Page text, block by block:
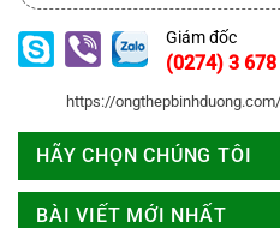
Giám đốc
(0274) 3
https://ongthepbinhduong.com/
HÃY CHỌN CHÚNG TÔI
BÀI VIẾT MỚI NHẤT